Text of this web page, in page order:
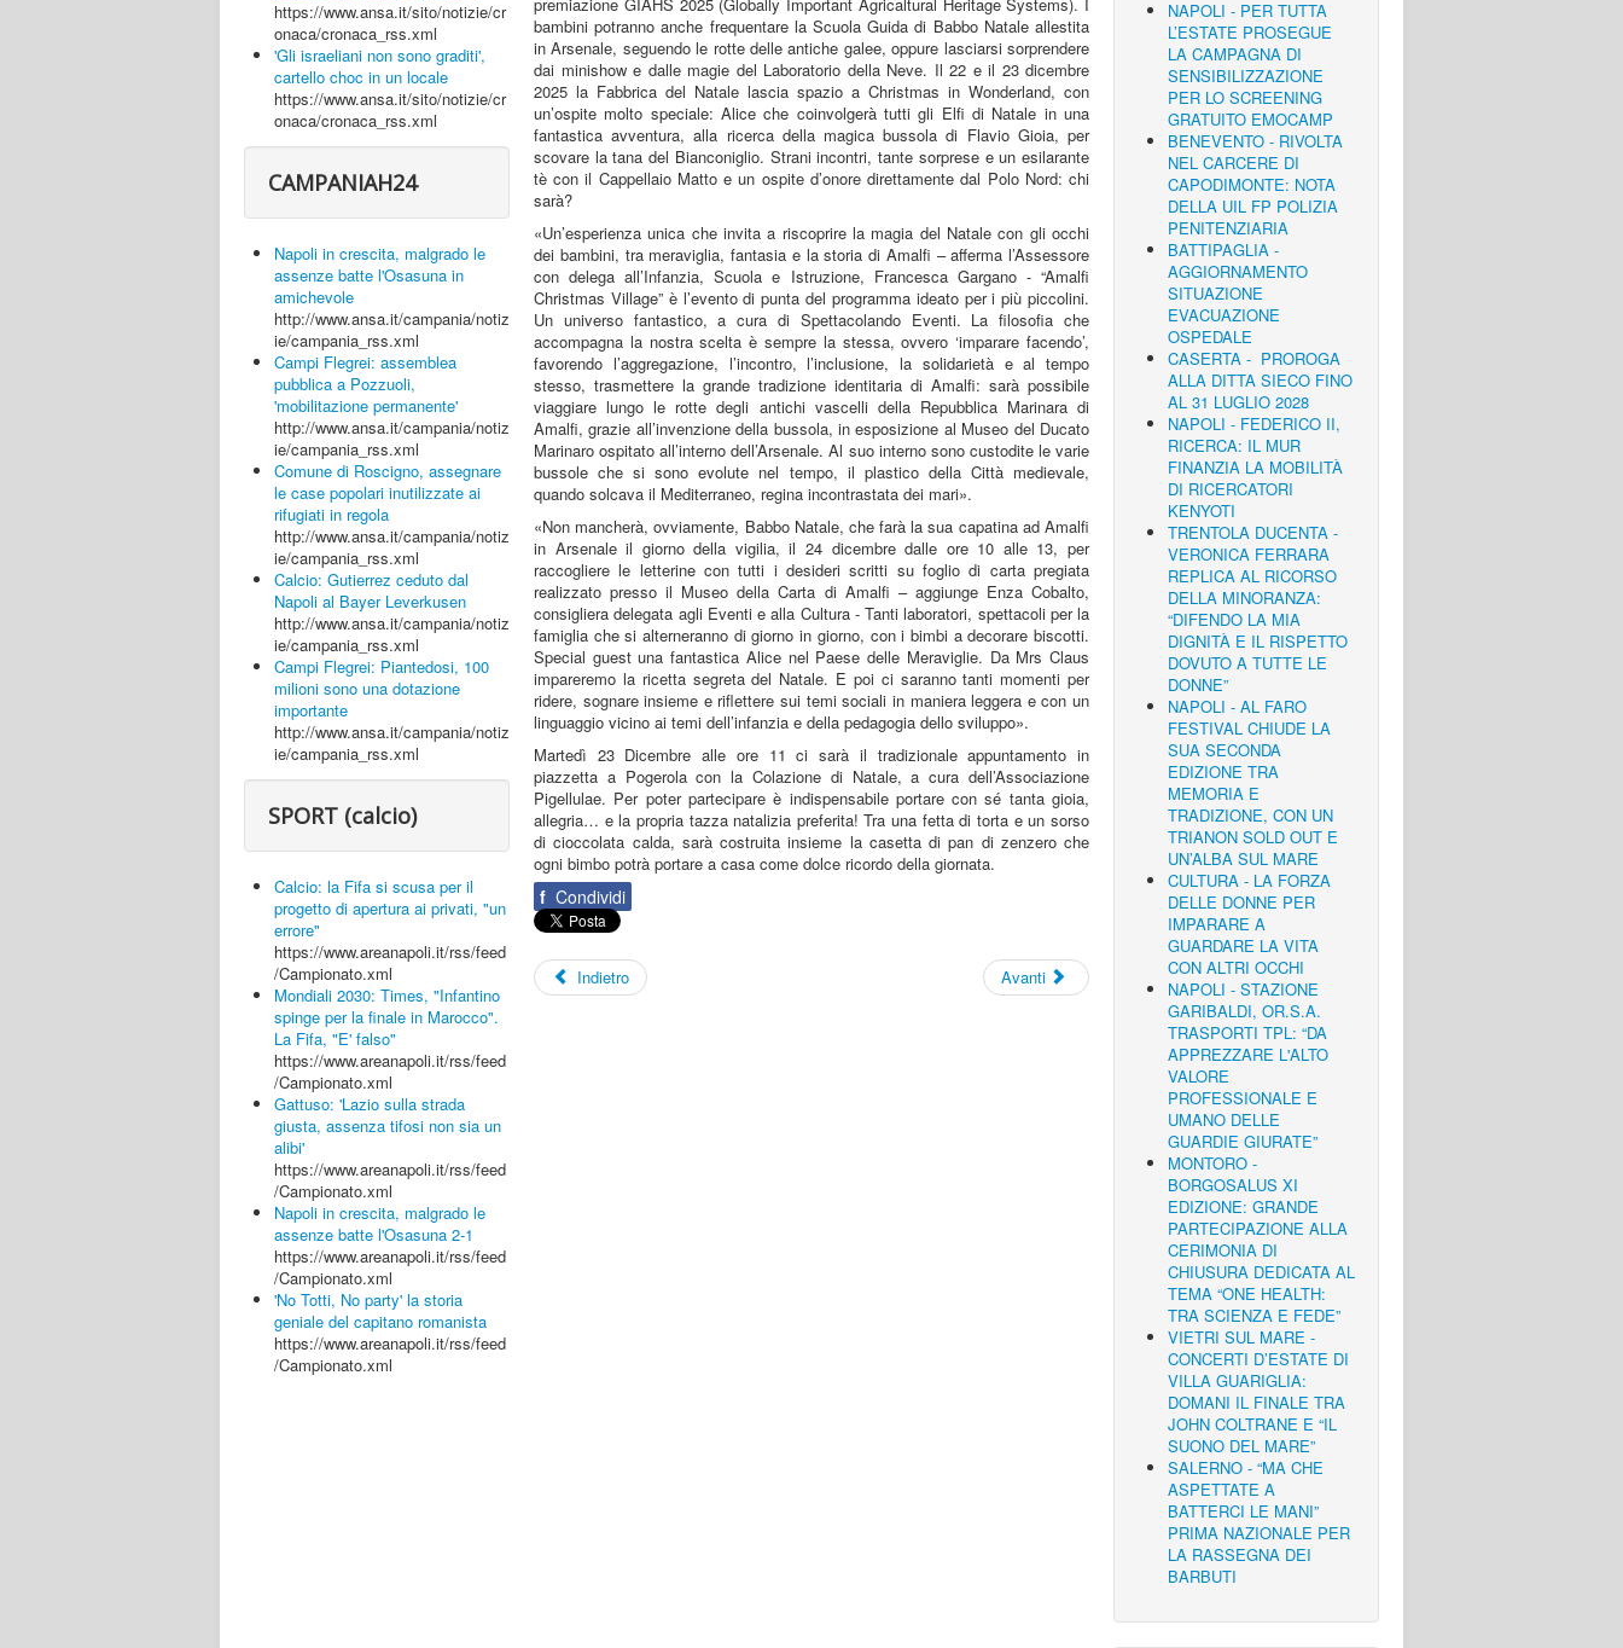
https://www.ansa.it/sito/notizie/cr
onaca/cronaca_rss.xml
'Gli israeliani non sono graditi',
cartello choc in un locale
https://www.ansa.it/sito/notizie/cr
onaca/cronaca_rss.xml
CAMPANIAH24
Napoli in crescita, malgrado le
assenze batte l'Osasuna in
amichevole
http://www.ansa.it/campania/notiz
ie/campania_rss.xml
Campi Flegrei: assemblea
pubblica a Pozzuoli,
'mobilitazione permanente'
http://www.ansa.it/campania/notiz
ie/campania_rss.xml
Comune di Roscigno, assegnare
le case popolari inutilizzate ai
rifugiati in regola
http://www.ansa.it/campania/notiz
ie/campania_rss.xml
Calcio: Gutierrez ceduto dal
Napoli al Bayer Leverkusen
http://www.ansa.it/campania/notiz
ie/campania_rss.xml
Campi Flegrei: Piantedosi, 100
milioni sono una dotazione
importante
http://www.ansa.it/campania/notiz
ie/campania_rss.xml
SPORT (calcio)
Calcio: la Fifa si scusa per il
progetto di apertura ai privati, "un
errore"
https://www.areanapoli.it/rss/feed
/Campionato.xml
Mondiali 2030: Times, "Infantino
spinge per la finale in Marocco".
La Fifa, "E' falso"
https://www.areanapoli.it/rss/feed
/Campionato.xml
Gattuso: 'Lazio sulla strada
giusta, assenza tifosi non sia un
alibi'
https://www.areanapoli.it/rss/feed
/Campionato.xml
Napoli in crescita, malgrado le
assenze batte l'Osasuna 2-1
https://www.areanapoli.it/rss/feed
/Campionato.xml
'No Totti, No party' la storia
geniale del capitano romanista
https://www.areanapoli.it/rss/feed
/Campionato.xml
bambini potranno anche frequentare la Scuola Guida di Babbo Natale allestita
in Arsenale, seguendo le rotte delle antiche galee, oppure lasciarsi sorprendere
dai minishow e dalle magie del Laboratorio della Neve. Il 22 e il 23 dicembre
2025 la Fabbrica del Natale lascia spazio a Christmas in Wonderland, con
un’ospite molto speciale: Alice che coinvolgerà tutti gli Elfi di Natale in una
fantastica avventura, alla ricerca della magica bussola di Flavio Gioia, per
scovare la tana del Bianconiglio. Strani incontri, tante sorprese e un esilarante
tè con il Cappellaio Matto e un ospite d’onore direttamente dal Polo Nord: chi
sarà?
«Un’esperienza unica che invita a riscoprire la magia del Natale con gli occhi
dei bambini, tra meraviglia, fantasia e la storia di Amalfi – afferma l’Assessore
con delega all’Infanzia, Scuola e Istruzione, Francesca Gargano - “Amalfi
Christmas Village” è l’evento di punta del programma ideato per i più piccolini.
Un universo fantastico, a cura di Spettacolando Eventi. La filosofia che
accompagna la nostra scelta è sempre la stessa, ovvero ‘imparare facendo’,
favorendo l’aggregazione, l’incontro, l’inclusione, la solidarietà e al tempo
stesso, trasmettere la grande tradizione identitaria di Amalfi: sarà possibile
viaggiare lungo le rotte degli antichi vascelli della Repubblica Marinara di
Amalfi, grazie all’invenzione della bussola, in esposizione al Museo del Ducato
Marinaro ospitato all’interno dell’Arsenale. Al suo interno sono custodite le varie
bussole che si sono evolute nel tempo, il plastico della Città medievale,
quando solcava il Mediterraneo, regina incontrastata dei mari».
«Non mancherà, ovviamente, Babbo Natale, che farà la sua capatina ad Amalfi
in Arsenale il giorno della vigilia, il 24 dicembre dalle ore 10 alle 13, per
raccogliere le letterine con tutti i desideri scritti su foglio di carta pregiata
realizzato presso il Museo della Carta di Amalfi – aggiunge Enza Cobalto,
consigliera delegata agli Eventi e alla Cultura - Tanti laboratori, spettacoli per la
famiglia che si alterneranno di giorno in giorno, con i bimbi a decorare biscotti.
Special guest una fantastica Alice nel Paese delle Meraviglie. Da Mrs Claus
impareremo la ricetta segreta del Natale. E poi ci saranno tanti momenti per
ridere, sognare insieme e riflettere sui temi sociali in maniera leggera e con un
linguaggio vicino ai temi dell’infanzia e della pedagogia dello sviluppo».
Martedì 23 Dicembre alle ore 11 ci sarà il tradizionale appuntamento in
piazzetta a Pogerola con la Colazione di Natale, a cura dell’Associazione
Pigellulae. Per poter partecipare è indispensabile portare con sé tanta gioia,
allegria… e la propria tazza natalizia preferita! Tra una fetta di torta e un sorso
di cioccolata calda, sarà costruita insieme la casetta di pan di zenzero che
ogni bimbo potrà portare a casa come dolce ricordo della giornata.
f Condividi
Indietro Avanti
NAPOLI - PER TUTTA
L’ESTATE PROSEGUE
LA CAMPAGNA DI
SENSIBILIZZAZIONE
PER LO SCREENING
GRATUITO EMOCAMP
BENEVENTO - RIVOLTA
NEL CARCERE DI
CAPODIMONTE: NOTA
DELLA UIL FP POLIZIA
PENITENZIARIA
BATTIPAGLIA -
AGGIORNAMENTO
SITUAZIONE
EVACUAZIONE
OSPEDALE
CASERTA - PROROGA
ALLA DITTA SIECO FINO
AL 31 LUGLIO 2028
NAPOLI - FEDERICO II,
RICERCA: IL MUR
FINANZIA LA MOBILITÀ
DI RICERCATORI
KENYOTI
TRENTOLA DUCENTA -
VERONICA FERRARA
REPLICA AL RICORSO
DELLA MINORANZA:
“DIFENDO LA MIA
DIGNITÀ E IL RISPETTO
DOVUTO A TUTTE LE
DONNE”
NAPOLI - AL FARO
FESTIVAL CHIUDE LA
SUA SECONDA
EDIZIONE TRA
MEMORIA E
TRADIZIONE, CON UN
TRIANON SOLD OUT E
UN’ALBA SUL MARE
CULTURA - LA FORZA
DELLE DONNE PER
IMPARARE A
GUARDARE LA VITA
CON ALTRI OCCHI
NAPOLI - STAZIONE
GARIBALDI, OR.S.A.
TRASPORTI TPL: “DA
APPREZZARE L'ALTO
VALORE
PROFESSIONALE E
UMANO DELLE
GUARDIE GIURATE”
MONTORO -
BORGOSALUS XI
EDIZIONE: GRANDE
PARTECIPAZIONE ALLA
CERIMONIA DI
CHIUSURA DEDICATA AL
TEMA “ONE HEALTH:
TRA SCIENZA E FEDE”
VIETRI SUL MARE -
CONCERTI D’ESTATE DI
VILLA GUARIGLIA:
DOMANI IL FINALE TRA
JOHN COLTRANE E “IL
SUONO DEL MARE”
SALERNO - “MA CHE
ASPETTATE A
BATTERCI LE MANI”
PRIMA NAZIONALE PER
LA RASSEGNA DEI
BARBUTI